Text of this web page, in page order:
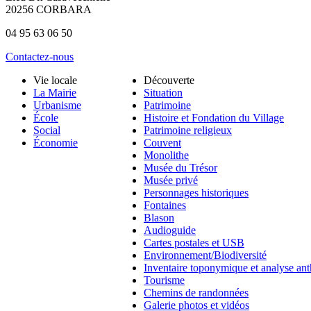
20256 CORBARA
04 95 63 06 50
Contactez-nous
Vie locale
La Mairie
Urbanisme
École
Social
Économie
Découverte
Situation
Patrimoine
Histoire et Fondation du Village
Patrimoine religieux
Couvent
Monolithe
Musée du Trésor
Musée privé
Personnages historiques
Fontaines
Blason
Audioguide
Cartes postales et USB
Environnement/Biodiversité
Inventaire toponymique et analyse
Tourisme
Chemins de randonnées
Galerie photos et vidéos